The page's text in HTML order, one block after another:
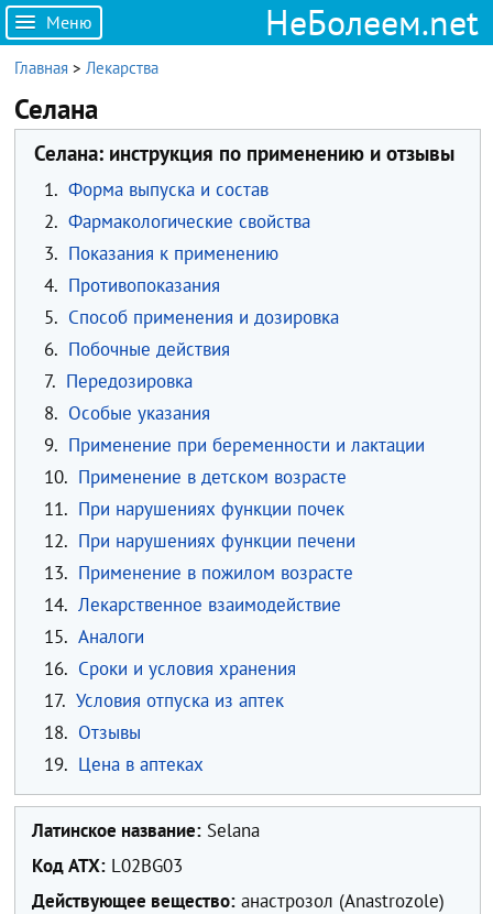
Меню НеБолеем.net
Главная >Лекарства
Селана
Селана: инструкция по применению и отзывы
1. Форма выпуска и состав
2. Фармакологические свойства
3. Показания к применению
4. Противопоказания
5. Способ применения и дозировка
6. Побочные действия
7. Передозировка
8. Особые указания
9. Применение при беременности и лактации
10. Применение в детском возрасте
11. При нарушениях функции почек
12. При нарушениях функции печени
13. Применение в пожилом возрасте
14. Лекарственное взаимодействие
15. Аналоги
16. Сроки и условия хранения
17. Условия отпуска из аптек
18. Отзывы
19. Цена в аптеках
Латинское название: Selana
Код ATX: L02BG03
Действующее вещество: анастрозол (Anastrozole)